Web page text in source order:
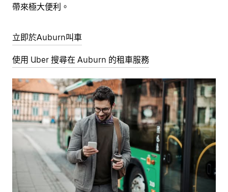
帶來極大便利。
立即於Auburn叫車
使用 Uber 搜尋在 Auburn 的租車服務